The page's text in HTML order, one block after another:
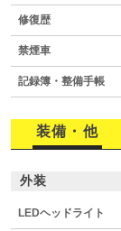
修復歴
禁煙車
記録簿・整備手帳
装備・他
外装
LEDヘッドライト